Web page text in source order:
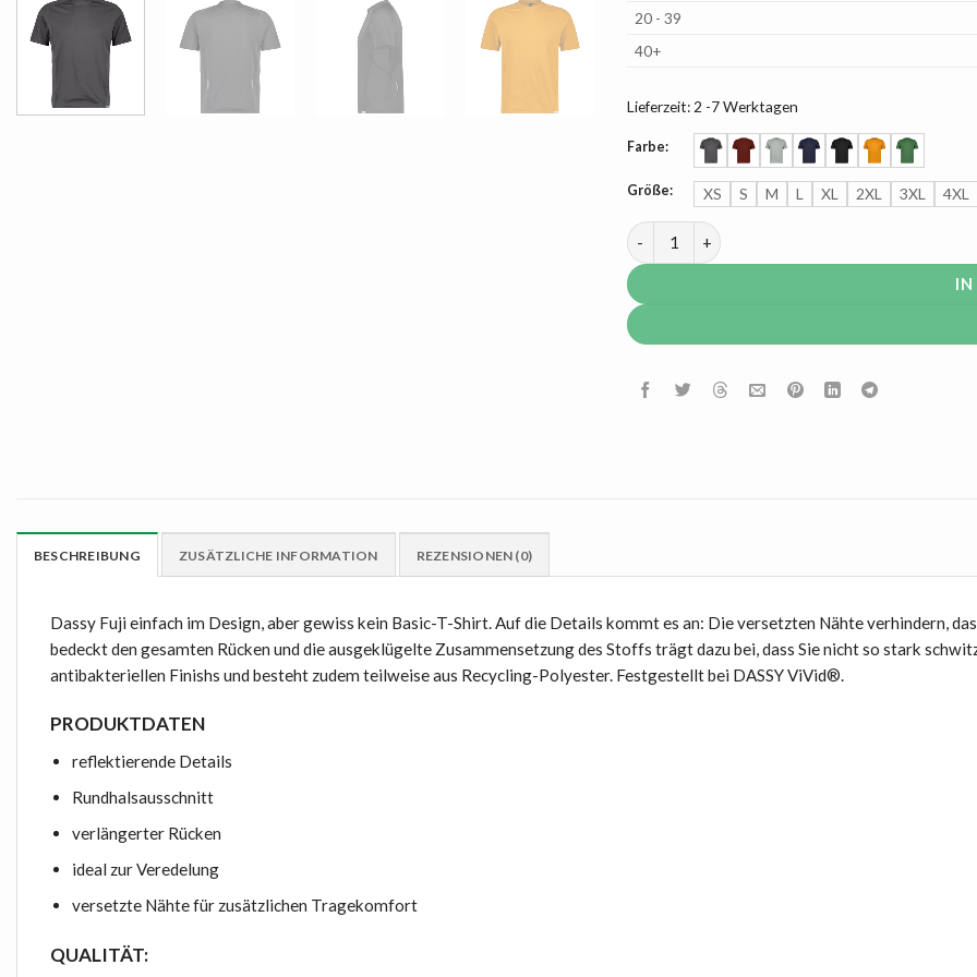
20 - 39
40+
Lieferzeit: 2 -7 Werktagen
Farbe:
Größe: XS S M L XL 2XL 3XL 4XL
Dassy Fuji Vivid modernes T-Shirt Menge
IN
BESCHREIBUNG ZUSÄTZLICHE INFORMATION REZENSIONEN (0)
Dassy Fuji einfach im Design, aber gewiss kein Basic-T-Shirt. Auf die Details kommt es an: Die versetzten Nähte verhindern,
bedeckt den gesamten Rücken und die ausgeklügelte Zusammensetzung des Stoffs trägt dazu bei, dass Sie nicht so stark
antibakteriellen Finishs und besteht zudem teilweise aus Recycling-Polyester. Festgestellt bei DASSY ViVid®.
PRODUKTDATEN
reflektierende Details
Rundhalsausschnitt
verlängerter Rücken
ideal zur Veredelung
versetzte Nähte für zusätzlichen Tragekomfort
QUALITÄT: